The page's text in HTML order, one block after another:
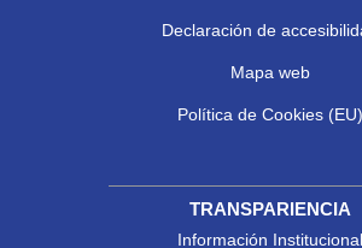
Declaración de
Mapa web
Política de Cookies (EU)
TRANSPARIENCIA
Información Institucional